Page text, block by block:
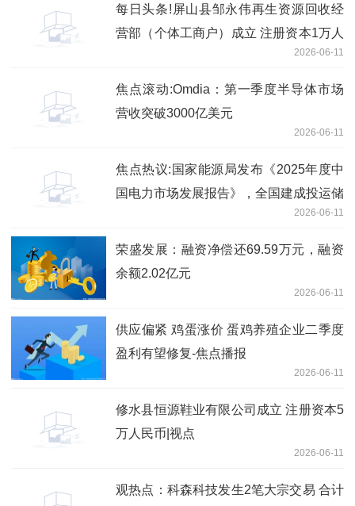
每日头条!屏山县邹永伟再生资源回收经
营部（个体工商户）成立 注册资本1万人
2026-06-11
焦点滚动:Omdia：第一季度半导体市场
营收突破3000亿美元
2026-06-11
焦点热议:国家能源局发布《2025年度中
国电力市场发展报告》，全国建成投运储
2026-06-11
荣盛发展：融资净偿还69.59万元，融资
余额2.02亿元
2026-06-11
供应偏紧 鸡蛋涨价 蛋鸡养殖企业二季度
盈利有望修复-焦点播报
2026-06-11
修水县恒源鞋业有限公司成立 注册资本5
万人民币|视点
2026-06-11
观热点：科森科技发生2笔大宗交易 合计